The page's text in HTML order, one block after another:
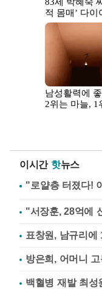
이시간 핫뉴스
"서장훈, 28억에
표창원, 남규리
방은희, 어머니
백혈병 재발 최